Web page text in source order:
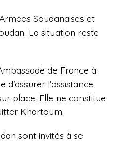
Soudanaises et
La situation reste
de France à
l’assistance
place. Elle ne constitue
Khartoum.
sont invités à se